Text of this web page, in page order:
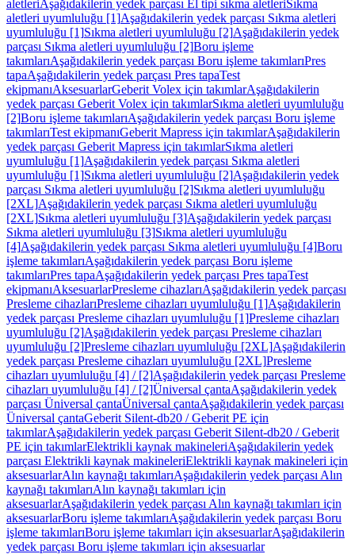
aletleriAşağıdakilerin yedek parçası El tipi sıkma aletleriSıkma
aletleri uyumluluğu [1]Aşağıdakilerin yedek parçası Sıkma aletleri
uyumluluğu [1]Sıkma aletleri uyumluluğu [2]Aşağıdakilerin yedek
parçası Sıkma aletleri uyumluluğu [2]Boru işleme
takımlarıAşağıdakilerin yedek parçası Boru işleme takımlarıPres
tapaAşağıdakilerin yedek parçası Pres tapaTest
ekipmanıAksesuarlarGeberit Volex için takımlarAşağıdakilerin
yedek parçası Geberit Volex için takımlarSıkma aletleri uyumluluğu
[2]Boru işleme takımlarıAşağıdakilerin yedek parçası Boru işleme
takımlarıTest ekipmanıGeberit Mapress için takımlarAşağıdakilerin
yedek parçası Geberit Mapress için takımlarSıkma aletleri
uyumluluğu [1]Aşağıdakilerin yedek parçası Sıkma aletleri
uyumluluğu [1]Sıkma aletleri uyumluluğu [2]Aşağıdakilerin yedek
parçası Sıkma aletleri uyumluluğu [2]Sıkma aletleri uyumluluğu
[2XL]Aşağıdakilerin yedek parçası Sıkma aletleri uyumluluğu
[2XL]Sıkma aletleri uyumluluğu [3]Aşağıdakilerin yedek parçası
Sıkma aletleri uyumluluğu [3]Sıkma aletleri uyumluluğu
[4]Aşağıdakilerin yedek parçası Sıkma aletleri uyumluluğu [4]Boru
işleme takımlarıAşağıdakilerin yedek parçası Boru işleme
takımlarıPres tapaAşağıdakilerin yedek parçası Pres tapaTest
ekipmanıAksesuarlarPresleme cihazlarıAşağıdakilerin yedek parçası
Presleme cihazlarıPresleme cihazları uyumluluğu [1]Aşağıdakilerin
yedek parçası Presleme cihazları uyumluluğu [1]Presleme cihazları
uyumluluğu [2]Aşağıdakilerin yedek parçası Presleme cihazları
uyumluluğu [2]Presleme cihazları uyumluluğu [2XL]Aşağıdakilerin
yedek parçası Presleme cihazları uyumluluğu [2XL]Presleme
cihazları uyumluluğu [4] / [2]Aşağıdakilerin yedek parçası Presleme
cihazları uyumluluğu [4] / [2]Üniversal çantaAşağıdakilerin yedek
parçası Üniversal çantaÜniversal çantaAşağıdakilerin yedek parçası
Üniversal çantaGeberit Silent-db20 / Geberit PE için
takımlarAşağıdakilerin yedek parçası Geberit Silent-db20 / Geberit
PE için takımlarElektrikli kaynak makineleriAşağıdakilerin yedek
parçası Elektrikli kaynak makineleriElektrikli kaynak makineleri için
aksesuarlarAlın kaynağı takımlarıAşağıdakilerin yedek parçası Alın
kaynağı takımlarıAlın kaynağı takımları için
aksesuarlarAşağıdakilerin yedek parçası Alın kaynağı takımları için
aksesuarlarBoru işleme takımlarıAşağıdakilerin yedek parçası Boru
işleme takımlarıBoru işleme takımları için aksesuarlarAşağıdakilerin
yedek parçası Boru işleme takımları için aksesuarlar